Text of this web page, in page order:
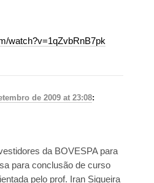
watch?v=1qZvbRnB7pk
de 2009 at 23:08:
da BOVESPA para
para conclusão de curso
pelo prof. Iran Siqueira